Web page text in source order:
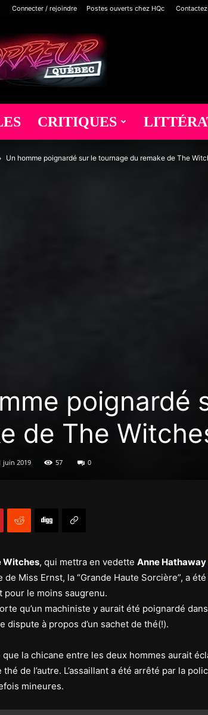
Connecter / rejoindre Postes ouverts chez HQc
Horreur
Québec
CRITIQUES
Un homme poignardé sur le tournage du remake de The
poignardé
de The
juin 2019 57 0
Witches, qui mettra en vedette Anne Hathaway
de Miss Ernst, la “Grande Haute Sorcière”, a
pour le moins saugrenu.
qu’un machiniste y aurait été poignardé
dispute à propos d’un sachet de thé(!).
la chicane entre les deux hommes aurait
de l’autre. L’assaillant a été arrêté par la
mineures.